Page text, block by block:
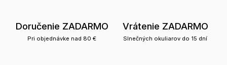
Doručenie ZADARMO
Pri objednávke nad 80 €
Vrátenie ZADARMO
Slnečných okuliarov do 15 dní